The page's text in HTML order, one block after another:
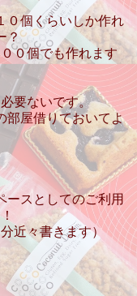
０個くらいしか作れ
？
０個でも作れます
要ないです。
部屋借りておいてよ
ースとしてのご利用
近々書きます）